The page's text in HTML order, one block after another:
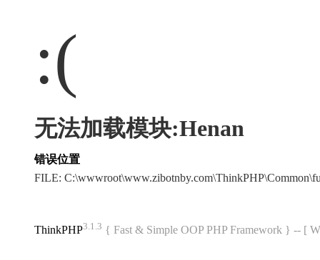
:(
无法加载模块:Henan
错误位置
FILE:
ThinkPHP3.1.3 { Fast & Simple OOP PHP Framework } -- [